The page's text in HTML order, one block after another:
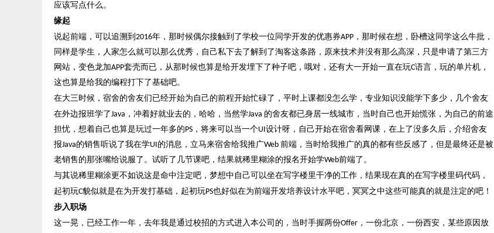
应该写点什么。
缘起
说起前端，可以追溯到 2016年，那时候偶尔接触到了学校一位同学开发的优惠券APP，那时候在想，卧槽这同学这么牛批，
同样是学生，人家怎么就可以那么优秀，自己私下去了解到了淘客这条路，原来技术并没有那么高深，只是申请了第三方
网站，变色龙加APP套壳而已，从那时候也算是给开发埋下了种子吧，哦对，还有大一开始一直在玩C语言，玩的单片机，
这也算是给我的编程打下了基础吧。
在大三时候，宿舍的舍友们已经开始为自己的前程开始忙碌了，平时上课都没怎么学，专业知识没能学下多少，几个舍友
在外边报班学了Java，冲着好就业去的，哈哈，当然学Java 的舍友都已身居一线城市，当时自己也开始慌张，为自己的前途
担忧，想着自己也算是玩过一年多的PS，将来可以当一个UI设计呀，自己开始在宿舍看网课，在上了没多久后，介绍舍友
报Java的销售听说了我在学UI的消息，立马来宿舍给我推广Web 前端，当时给我推广的真的都有些反感了，但是最终还是被
老销售的那张嘴给说服了。试听了几节课吧，结果就稀里糊涂的报名开始学Web前端了。
与其说稀里糊涂更不如说这是命中注定吧，梦想中自己可以坐在写字楼里干净的工作，结果现在真的在写字楼里码代码，
起初玩C貌似就是在为开发打基础，起初玩PS也好似在为前端开发培养设计水平吧，冥冥之中这些可能真的就是注定的吧！
步入职场
这一晃，已经工作一年，去年我是通过校招的方式进入本公司的，当时手握两份Offer，一份北京，一份西安，某些原因放